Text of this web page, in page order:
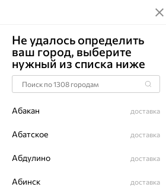
Главная Каталог Браслеты декоративные
Браслет, золото, 051551
Артикул:051551
Не удалось определить
ваш город, выберите
нужный из списка ниже
Абакан доставка
Абатское доставка
Абдулино доставка
Абинск доставка